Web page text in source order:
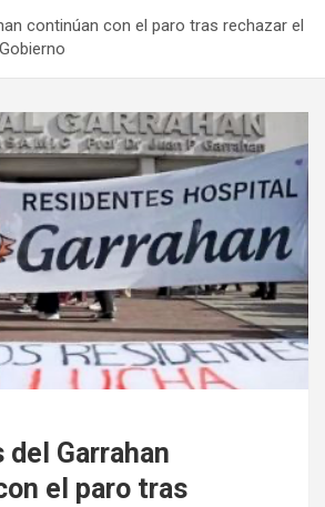
continúan con el paro tras rechazar el
del Garrahan
el paro tras